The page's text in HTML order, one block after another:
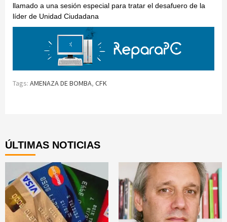
llamado a una sesión especial para tratar el desafuero de la
líder de Unidad Ciudadana
Tags: AMENAZA DE BOMBA, CFK
ÚLTIMAS NOTICIAS